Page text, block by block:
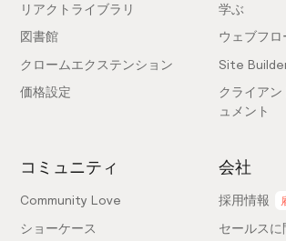
リアクトライブラリ
図書館
クロームエクステンション
価格設定
学ぶ
ウェブフロ
Site
クライアン
ュメント
コミュニティ
Community Love
ショーケース
会社
採用情報
セールスに